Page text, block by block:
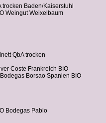
Baden/Kaiserstuhl
Weingut Weixelbaum
QbA trocken
Coste Frankreich BIO
Borsao Spanien BIO
Bodegas Pablo